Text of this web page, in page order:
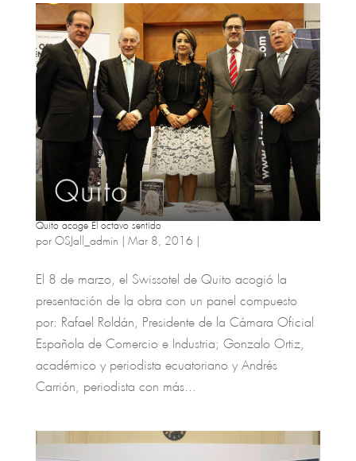
Quito acoge El octavo sentido
por OSJall_admin | Mar 8, 2016 |
El 8 de marzo, el Swissotel de Quito acogió la
presentación de la obra con un panel compuesto
por: Rafael Roldán, Presidente de la Cámara Oficial
Española de Comercio e Industria; Gonzalo Ortiz,
académico y periodista ecuatoriano y Andrés
Carrión, periodista con más...